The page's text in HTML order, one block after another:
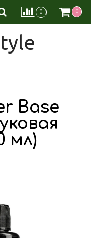
0 0
Base
мл)